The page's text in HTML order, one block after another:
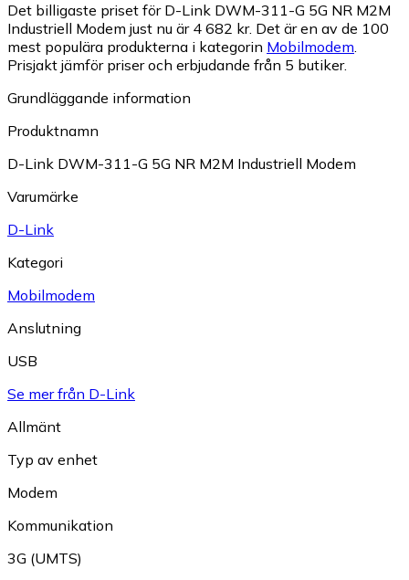
Det billigaste priset för D-Link DWM-311-G 5G NR M2M
Industriell Modem just nu är 4 682 kr. Det är en av de 100
mest populära produkterna i kategorin Mobilmodem.
Prisjakt jämför priser och erbjudande från 5 butiker.
Grundläggande information
Produktnamn
D-Link DWM-311-G 5G NR M2M Industriell Modem
Varumärke
D-Link
Kategori
Mobilmodem
Anslutning
USB
Se mer från D-Link
Allmänt
Typ av enhet
Modem
Kommunikation
3G (UMTS)